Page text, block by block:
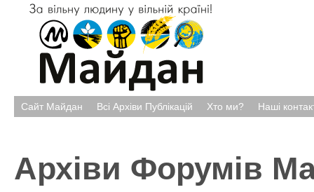
Сайт Майдан Всі Архіви Публікацій Хто ми? Наші
Архіви Форумів